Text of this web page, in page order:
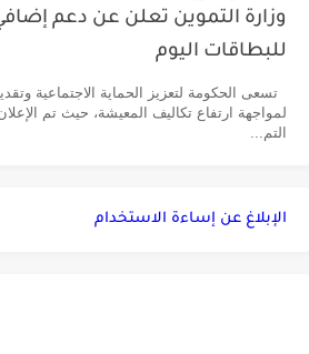
للبطاقات اليوم
تسعى الحكومة لتعزيز الحماية الاجتماعية
لمواجهة ارتفاع تكاليف المعيشة، حيث تم
التم...
الإبلاغ عن إساءة الاستخدام